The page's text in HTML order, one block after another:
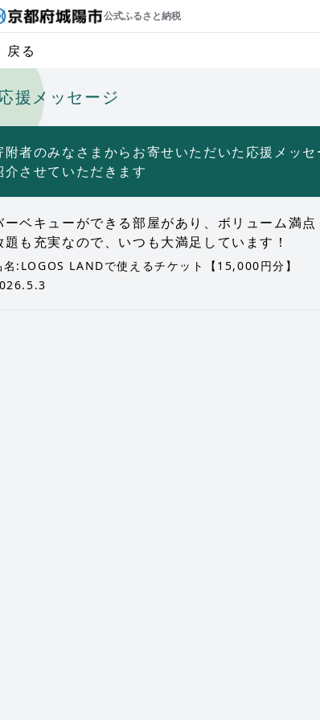
公式ふるさと納税
戻る
援メッセージ
附者のみなさまからお寄せいただいた応援メッセ
介させていただきます
ーベキューができる部屋があり、ボリューム満点
題も充実なので、いつも大満足しています！
名:LOGOS LANDで使えるチケット【15,000円分】